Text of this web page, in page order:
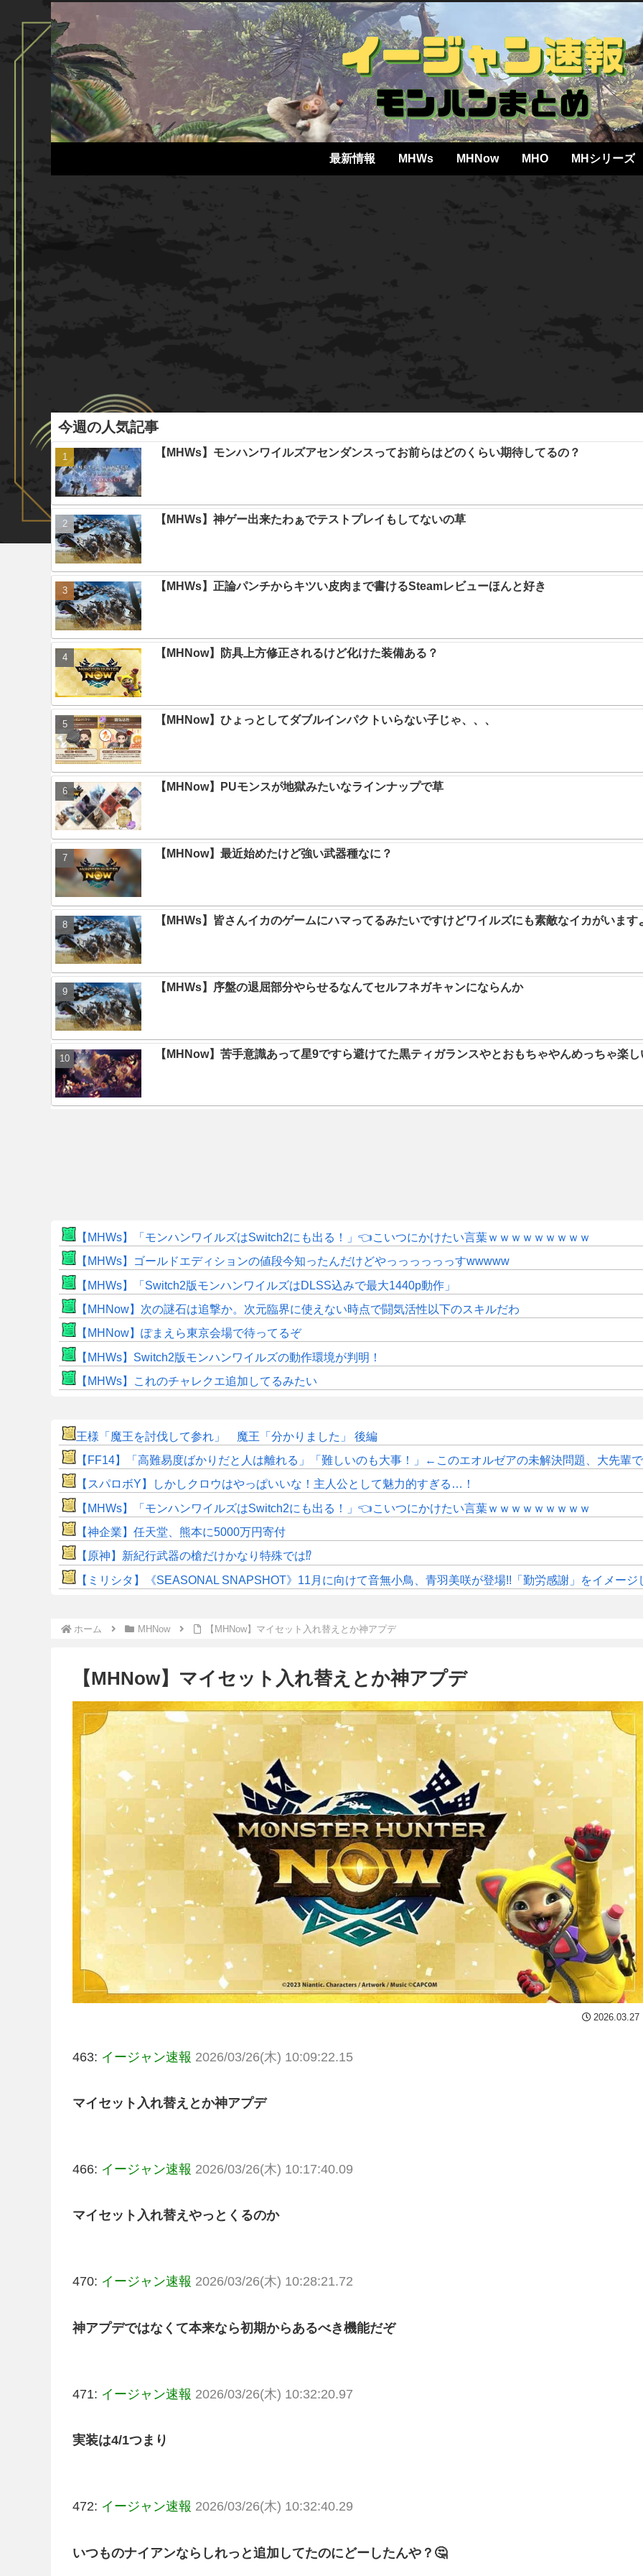
最新情報 MHWs MHNow MHO MHシリーズ
今週の人気記事
【MHWs】モンハンワイルズアセンダンスってお前らはどのくらい期待してるの？
【MHWs】神ゲー出来たわぁでテストプレイもしてないの草
【MHWs】正論パンチからキツい皮肉まで書けるSteamレビューほんと好き
【MHNow】防具上方修正されるけど化けた装備ある？
【MHNow】ひょっとしてダブルインパクトいらない子じゃ、、、
【MHNow】PUモンスが地獄みたいなラインナップで草
【MHNow】最近始めたけど強い武器種なに？
【MHWs】皆さんイカのゲームにハマってるみたいですけどワイルズにも素敵なイカがいます
【MHWs】序盤の退屈部分やらせるなんてセルフネガキャンにならんか
【MHNow】苦手意識あって星9ですら避けてた黒ティガランスやとおもちゃやんめっちゃ楽し
【MHWs】「モンハンワイルズはSwitch2にも出る！」👈こいつにかけたい言葉ｗｗｗｗｗｗｗｗｗ
【MHWs】ゴールドエディションの値段今知ったんだけどやっっっっっっすwwwww
【MHWs】「Switch2版モンハンワイルズはDLSS込みで最大1440p動作」
【MHNow】次の謎石は追撃か。次元臨界に使えない時点で闘気活性以下のスキルだわ
【MHNow】ぽまえら東京会場で待ってるぞ
【MHWs】Switch2版モンハンワイルズの動作環境が判明！
【MHWs】これのチャレクエ追加してるみたい
王様「魔王を討伐して参れ」 魔王「分かりました」 後編
【FF14】「高難易度ばかりだと人は離れる」「難しいのも大事！」←このエオルゼアの未解決問題、大先輩
【スパロボY】しかしクロウはやっぱいいな！主人公として魅力的すぎる…！
【MHWs】「モンハンワイルズはSwitch2にも出る！」👈こいつにかけたい言葉ｗｗｗｗｗｗｗｗｗ
【神企業】任天堂、熊本に5000万円寄付
【原神】新紀行武器の槍だけかなり特殊では⁉
【ミリシタ】《SEASONAL SNAPSHOT》11月に向けて音無小鳥、青羽美咲が登場!!「勤労感謝」をイメージ
ホーム MHNow 【MHNow】マイセット入れ替えとか神アプデ
【MHNow】マイセット入れ替えとか神アプデ
2026.03.27
463: イージャン速報 2026/03/26(木) 10:09:22.15
マイセット入れ替えとか神アプデ
466: イージャン速報 2026/03/26(木) 10:17:40.09
マイセット入れ替えやっとくるのか
470: イージャン速報 2026/03/26(木) 10:28:21.72
神アプデではなくて本来なら初期からあるべき機能だぞ
471: イージャン速報 2026/03/26(木) 10:32:20.97
実装は4/1つまり
472: イージャン速報 2026/03/26(木) 10:32:40.29
いつものナイアンならしれっと追加してたのにどーしたんや？🤔